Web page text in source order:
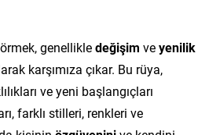
genellikledeğişim veyenilik
karşımıza çıkar. Bu rüya,
ve yeni başlangıçları
farklı stilleri, renkleri ve